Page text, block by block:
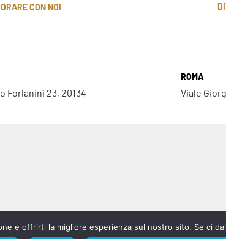
CON NOI
Forlanini 23, 20134
ROMA
Viale
e offrirti la migliore esperienza sul nostro sito. Se ci